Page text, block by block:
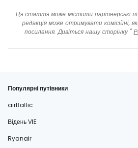
Ця стаття може містити партнерські
редакція може отримувати комісійні,
посилання. Дивіться нашу сторінку "
Популярні путівники
airBaltic
Відень VIE
Ryanair